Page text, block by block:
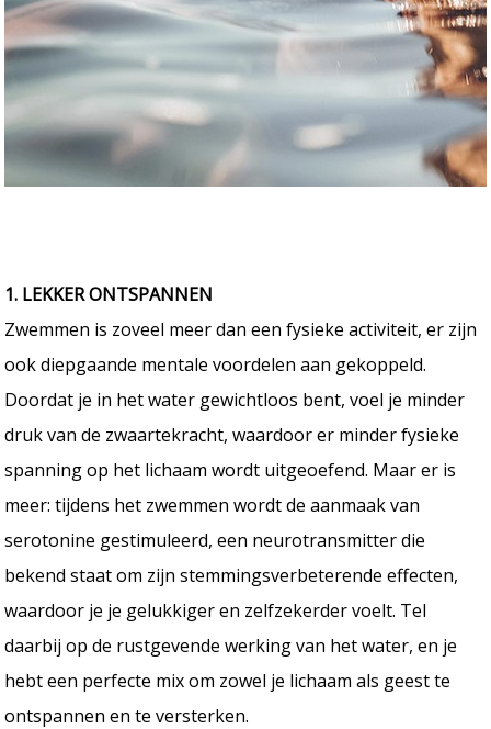
​1. LEKKER ONTSPANNEN
Zwemmen is zoveel meer dan een fysieke activiteit, er zijn
ook diepgaande mentale voordelen aan gekoppeld.
Doordat je in het water gewichtloos bent, voel je minder
druk van de zwaartekracht, waardoor er minder fysieke
spanning op het lichaam wordt uitgeoefend. Maar er is
meer: tijdens het zwemmen wordt de aanmaak van
serotonine gestimuleerd, een neurotransmitter die
bekend staat om zijn stemmingsverbeterende effecten,
waardoor je je gelukkiger en zelfzekerder voelt. Tel
daarbij op de rustgevende werking van het water, en je
hebt een perfecte mix om zowel je lichaam als geest te
ontspannen en te versterken.